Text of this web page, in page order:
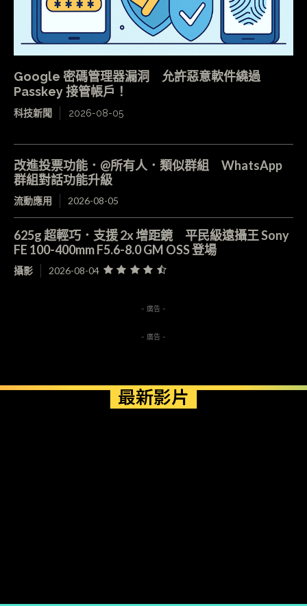
Google 密碼管理器漏洞 允許惡意軟件繞過
Passkey 接管帳戶！
科技新聞 2026-08-05
改進投票功能．@所有人．類似群組 WhatsApp
群組對話功能升級
流動應用 2026-08-05
625g 超輕巧．支援 2x 增距鏡 平民級遠攝王 Sony
FE 100-400mm F5.6-8.0 GM OSS 登場
攝影 2026-08-04
- 廣告 -
- 廣告 -
最新影片